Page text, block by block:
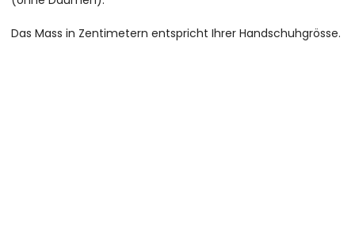
Das Mass in Zentimetern entspricht Ihrer Handschuhgrösse.